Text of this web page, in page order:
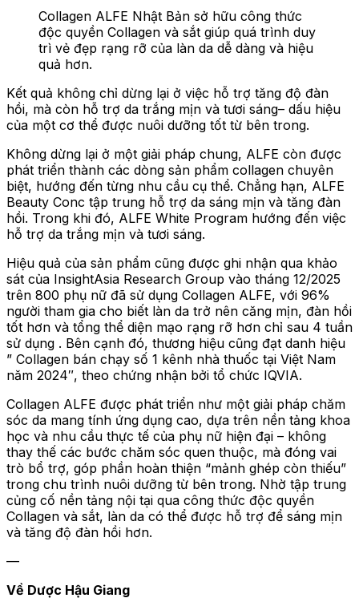
Collagen ALFE Nhật Bản sở hữu công thức
độc quyền Collagen và sắt giúp quá trình duy
trì vẻ đẹp rạng rỡ của làn da dễ dàng và hiệu
quả hơn.
Kết quả không chỉ dừng lại ở việc hỗ trợ tăng độ đàn
hồi, mà còn hỗ trợ da trắng mịn và tươi sáng– dấu hiệu
của một cơ thể được nuôi dưỡng tốt từ bên trong.
Không dừng lại ở một giải pháp chung, ALFE còn được
phát triển thành các dòng sản phẩm collagen chuyên
biệt, hướng đến từng nhu cầu cụ thể. Chẳng hạn, ALFE
Beauty Conc tập trung hỗ trợ da sáng mịn và tăng đàn
hồi. Trong khi đó, ALFE White Program hướng đến việc
hỗ trợ da trắng mịn và tươi sáng.
Hiệu quả của sản phẩm cũng được ghi nhận qua khảo
sát của InsightAsia Research Group vào tháng 12/2025
trên 800 phụ nữ đã sử dụng Collagen ALFE, với 96%
người tham gia cho biết làn da trở nên căng mịn, đàn hồi
tốt hơn và tổng thể diện mạo rạng rỡ hơn chỉ sau 4 tuần
sử dụng . Bên cạnh đó, thương hiệu cũng đạt danh hiệu
” Collagen bán chạy số 1 kênh nhà thuốc tại Việt Nam
năm 2024″, theo chứng nhận bởi tổ chức IQVIA.
Collagen ALFE được phát triển như một giải pháp chăm
sóc da mang tính ứng dụng cao, dựa trên nền tảng khoa
học và nhu cầu thực tế của phụ nữ hiện đại – không
thay thế các bước chăm sóc quen thuộc, mà đóng vai
trò bổ trợ, góp phần hoàn thiện “mảnh ghép còn thiếu”
trong chu trình nuôi dưỡng từ bên trong. Nhờ tập trung
củng cố nền tảng nội tại qua công thức độc quyền
Collagen và sắt, làn da có thể được hỗ trợ để sáng mịn
và tăng độ đàn hồi hơn.
—
Về Dược Hậu Giang